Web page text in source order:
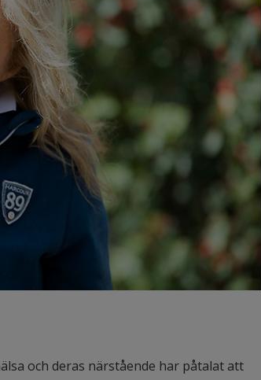
och deras närstående har påtalat att